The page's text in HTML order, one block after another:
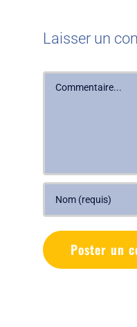
Laisser un
Commentaire